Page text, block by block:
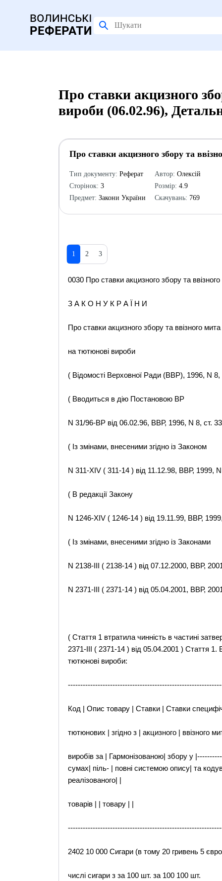
Про ставки акцизного
вироби (06.02.96),
Про ставки акцизного збору та
Тип документу: Реферат
Сторінок: 3
Предмет: Закони України
Автор: Олексій
Розмір: 4.9
Скачувань: 769
1 2 3
0030 Про ставки акцизного збору та
З А К О Н У К Р А Ї Н И
Про ставки акцизного збору та ввізного мита
на тютюнові вироби
( Відомості Верховної Ради (ВВР), 1996, N 8,
( Вводиться в дію Постановою ВР
N 31/96-ВР від 06.02.96, ВВР, 1996, N 8, ст.
( Із змінами, внесеними згідно із Законом
N 311-XIV ( 311-14 ) від 11.12.98, ВВР, 1999,
( В редакції Закону
N 1246-XIV ( 1246-14 ) від 19.11.99, ВВР,
( Із змінами, внесеними згідно із Законами
N 2138-III ( 2138-14 ) від 07.12.2000, ВВР,
N 2371-III ( 2371-14 ) від 05.04.2001, ВВР,
( Стаття 1 втратила чинність в частині
2371-III ( 2371-14 ) від 05.04.2001 ) Стаття 1.
тютюнові вироби:
Код | Опис товару | Ставки | Ставки
тютюнових | згідно з | акцизного | ввізного
виробів за | Гармонізованою| збору у
сумах| піль- | повні системою опису| та
реалізованого| |
товарів | | товару | |
2402 10 000 Сигари (в тому 20 гривень 5
числі сигари з за 100 шт. за 100 100 шт.